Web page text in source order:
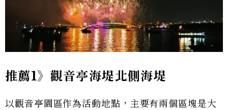
推薦1》觀音亭海堤北側海堤
以觀音亭園區作為活動地點，主要有兩個區塊是大